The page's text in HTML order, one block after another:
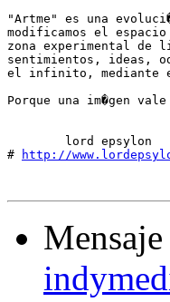
"Artme" es una
modificamos el
zona experimental de
sentimientos, ideas,
el infinito, mediante
Porque una im�gen
        lord epsylon
#
http://